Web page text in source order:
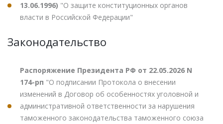
13.06.1996) "О защите конституционных органов
власти в Российской Федерации"
Законодательство
Распоряжение Президента РФ от 22.05.2026 N
174-рп "О подписании Протокола о внесении
изменений в Договор об особенностях уголовной и
административной ответственности за нарушения
таможенного законодательства таможенного союза